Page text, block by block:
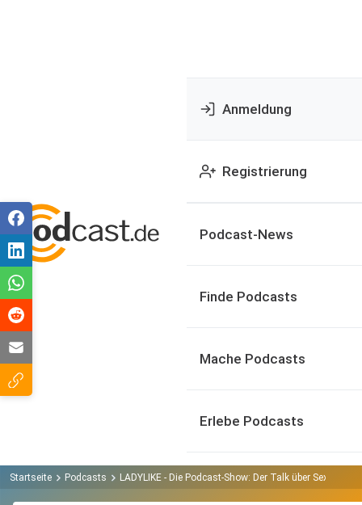
Anmeldung
Registrierung
Podcast-News
Finde Podcasts
Mache Podcasts
Erlebe Podcasts
Startseite Podcasts LADYLIKE - Die Podcast-Show: Der Talk über Sex, Liebe